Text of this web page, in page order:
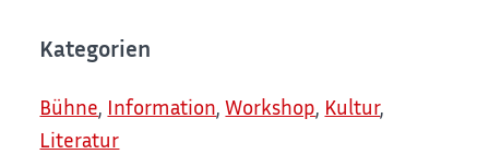
Kategorien
Bühne, Information,Workshop, Kultur,
Literatur